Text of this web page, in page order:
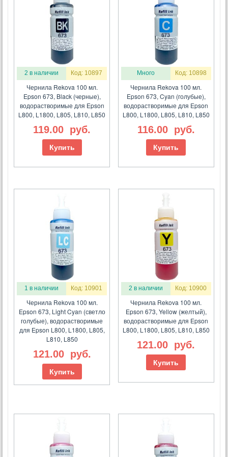
2 в наличии Код: 10897
Чернила Rekova 100 мл.
Epson 673, Black (черные),
водорастворимые для Epson
L800, L1800, L805, L810, L850
119.00 руб.
Купить
Много Код: 10898
Чернила Rekova 100 мл.
Epson 673, Cyan (голубые),
водорастворимые для Epson
L800, L1800, L805, L810, L850
116.00 руб.
Купить
1 в наличии Код: 10901
Чернила Rekova 100 мл.
Epson 673, Light Cyan (светло
голубые), водорастворимые
для Epson L800, L1800, L805,
L810, L850
121.00 руб.
Купить
2 в наличии Код: 10900
Чернила Rekova 100 мл.
Epson 673, Yellow (желтый),
водорастворимые для Epson
L800, L1800, L805, L810, L850
121.00 руб.
Купить